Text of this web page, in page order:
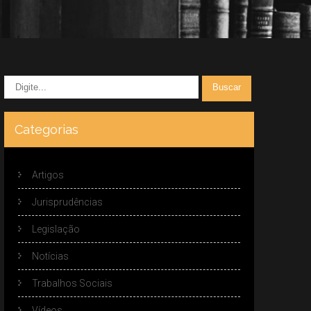
Categorias
Artigos
Jurisprudências
Legislação
Notícias
Trabalhos Sociais